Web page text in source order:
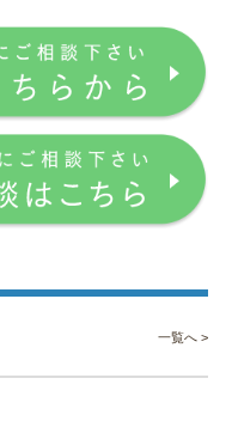
一覧へ >